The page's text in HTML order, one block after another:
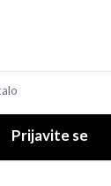
Prijavite se